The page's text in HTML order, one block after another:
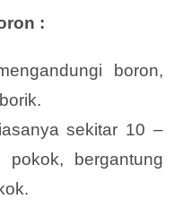
:
boron,
sekitar 10 –
bergantung